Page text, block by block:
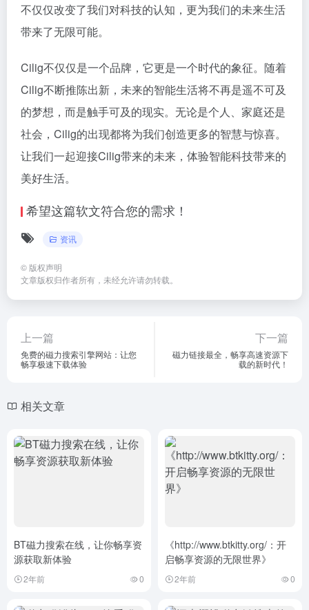
不仅仅改变了我们对科技的认知，更为我们的未来生活
带来了无限可能。
Cilig不仅仅是一个品牌，它更是一个时代的象征。随着
Cilig不断推陈出新，未来的智能生活将不再是遥不可及
的梦想，而是触手可及的现实。无论是个人、家庭还是
社会，Cilig的出现都将为我们创造更多的智慧与惊喜。
让我们一起迎接Cilig带来的未来，体验智能科技带来的
美好生活。
希望这篇软文符合您的需求！
资讯
© 版权声明
文章版权归作者所有，未经允许请勿转载。
上一篇
免费的磁力搜索引擎网站：让您
畅享极速下载体验
下一篇
磁力链接最全，畅享高速资源下
载的新时代！
相关文章
BT磁力搜索在线，让你畅享资
源获取新体验
2年前 0
《http://www.btkitty.org/：开
启畅享资源的无限世界》
2年前 0